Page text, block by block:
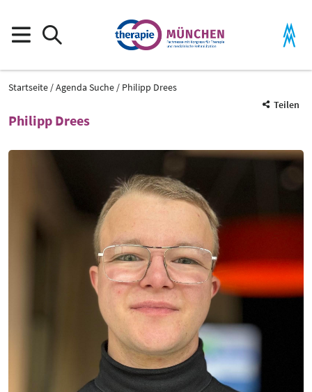
Startseite Agenda Suche
Philipp Drees
Teilen
Philipp Drees